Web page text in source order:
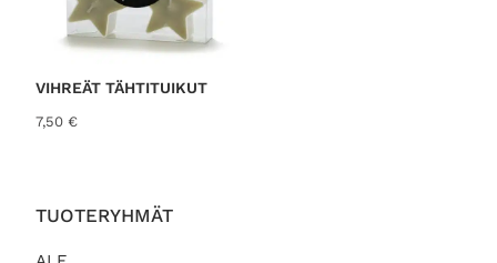
TUOTERYHMÄT
VIHREÄT TÄHTITUIKUT
7,50 €